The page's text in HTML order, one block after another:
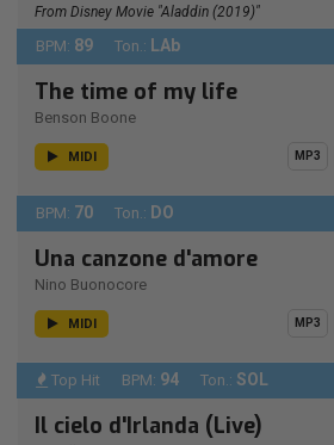
From Disney Movie "Aladdin (2019)"
BPM: 89 Ton.: LAb
The time of my life
Benson Boone
MIDI MP3
BPM: 70 Ton.: DO
Una canzone d'amore
Nino Buonocore
MIDI MP3
Top Hit BPM: 94 Ton.: SOL
Il cielo d'Irlanda (Live)